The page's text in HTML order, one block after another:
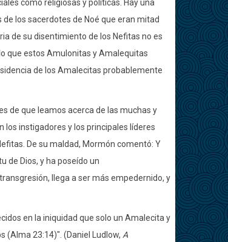
como religiosas y políticas. Hay una
los sacerdotes de Noé que eran mitad
de su disentimiento de los Nefitas no es
que estos Amulonitas y Amalequitas
de los Amalecitas probablemente
de que leamos acerca de las muchas y
los instigadores y los principales líderes
De su maldad, Mormón comentó: Y
de Dios, y ha poseído un
llega a ser más empedernido, y
en la iniquidad que solo un Amalecita y
(Alma 23:14)". (Daniel Ludlow, A